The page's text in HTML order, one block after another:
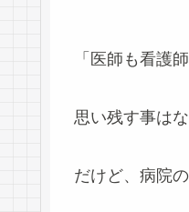
「医師も看護
思い残す事は
だけど、病院